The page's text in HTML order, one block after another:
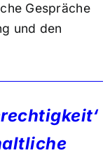
Gespräche
und den